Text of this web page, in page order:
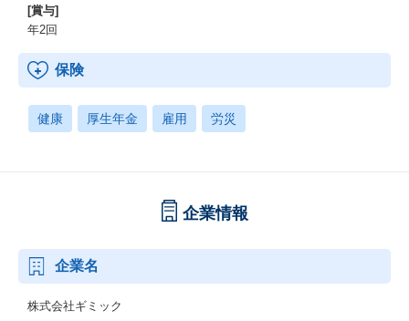
[賞与]
年2回
保険
健康 厚生年金 雇用 労災
企業情報
企業名
株式会社ギミック